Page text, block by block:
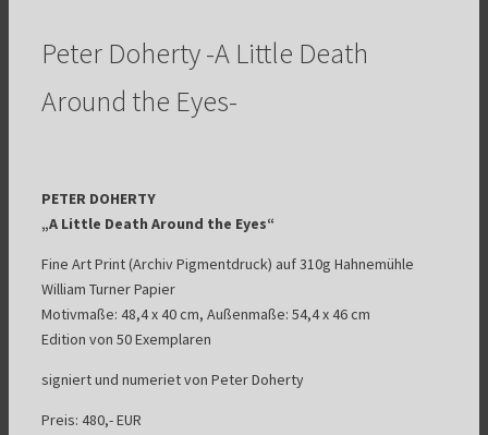
Peter Doherty -A Little Death
Around the Eyes-
PETER DOHERTY
„A Little Death Around the Eyes“
Fine Art Print (Archiv Pigmentdruck) auf 310g Hahnemühle
William Turner Papier
Motivmaße: 48,4 x 40 cm, Außenmaße: 54,4 x 46 cm
Edition von 50 Exemplaren
signiert und numeriet von Peter Doherty
Preis: 480,- EUR